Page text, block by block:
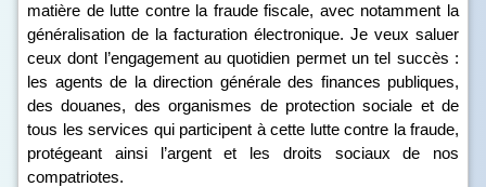
matière de lutte contre la fraude fiscale, avec notamment la
généralisation de la facturation électronique. Je veux saluer
ceux dont l’engagement au quotidien permet un tel succès :
les agents de la direction générale des finances publiques,
des douanes, des organismes de protection sociale et de
tous les services qui participent à cette lutte contre la fraude,
protégeant ainsi l’argent et les droits sociaux de nos
compatriotes.